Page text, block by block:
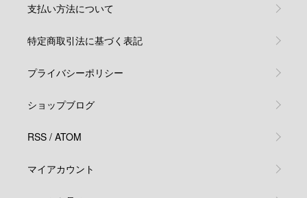
支払い方法について
特定商取引法に基づく表記
プライバシーポリシー
ショップブログ
RSS / ATOM
マイアカウント